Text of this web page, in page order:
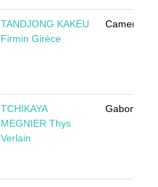
TANDJONG KAKEU
Firmin Girèce
Cameroun
TCHIKAYA
MEGNIER Thys
Verlain
Gabon